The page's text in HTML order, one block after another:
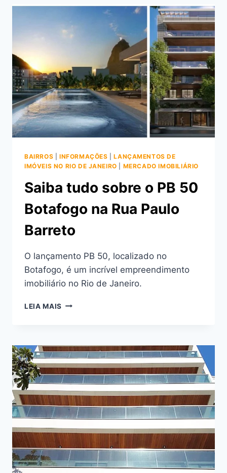
MORAR
ILUMINATO
BOTAFOGO
BAIRROS INFORMAÇÕES |LANÇAMENTOS DE
IMÓVEIS NO RIO DE JANEIRO
MERCADO IMOBILIÁRIO
Saiba tudo sobre o PB 50
Botafogo na Rua Paulo
Barreto
O lançamento PB 50, localizado no
Botafogo, é um incrível empreendimento
imobiliário no Rio de Janeiro.
LEIA MAIS SAIBA
PB
50
BOTAFOGO
NA
RUA
PAULO
BARRETO